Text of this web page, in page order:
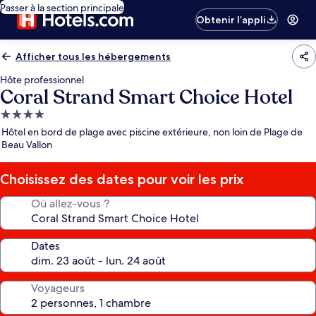
Passer à la section principale
Obtenir l’appli
Afficher tous les hébergements
Hôte professionnel
Coral Strand Smart Choice Hotel
Hébergement
4.0 étoiles
Hôtel en bord de plage avec piscine extérieure, non loin de Plage de
Beau Vallon
Choisissez des dates pour voir les prix
Où allez-vous ?
Dates
Voyageurs